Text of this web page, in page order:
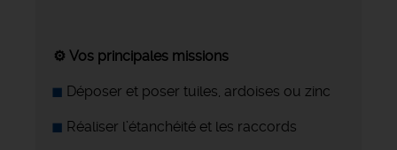
⚙️ Vos principales missions
Déposer et poser tuiles, ardoises ou zinc
Réaliser l’étanchéité et les raccords